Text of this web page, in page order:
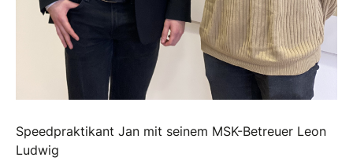
Speedpraktikant Jan mit seinem MSK-Betreuer Leon
Ludwig